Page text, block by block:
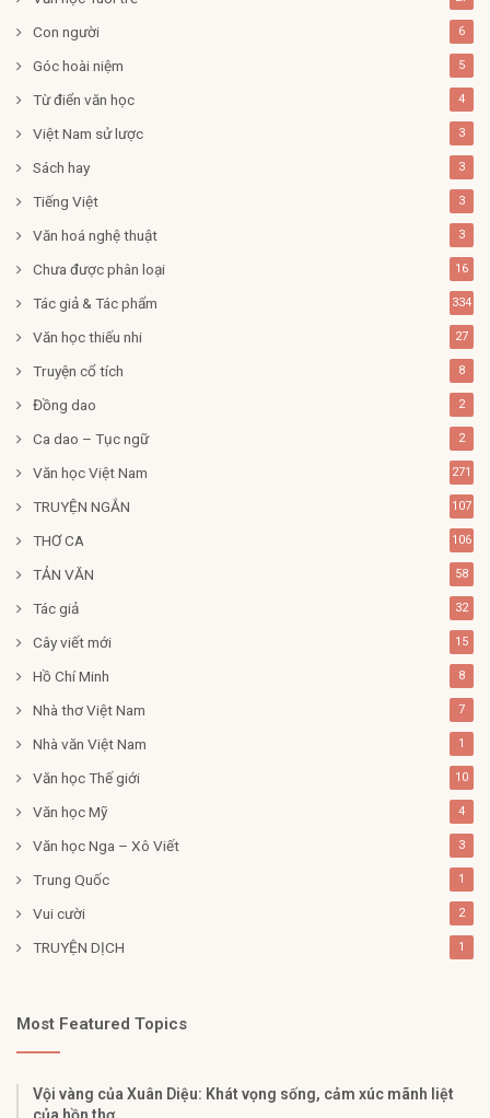
Con người 6
Góc hoài niệm 5
Từ điển văn học 4
Việt Nam sử lược 3
Sách hay 3
Tiếng Việt 3
Văn hoá nghệ thuật 3
Chưa được phân loại 16
Tác giả & Tác phẩm 334
Văn học thiếu nhi 27
Truyện cổ tích 8
Đồng dao 2
Ca dao – Tục ngữ 2
Văn học Việt Nam 271
TRUYỆN NGẮN 107
THƠ CA 106
TẢN VĂN 58
Tác giả 32
Cây viết mới 15
Hồ Chí Minh 8
Nhà thơ Việt Nam 7
Nhà văn Việt Nam 1
Văn học Thế giới 10
Văn học Mỹ 4
Văn học Nga – Xô Viết 3
Trung Quốc 1
Vui cười 2
TRUYỆN DỊCH 1
Most Featured Topics
Vội vàng của Xuân Diệu: Khát vọng sống, cảm xúc mãnh liệt